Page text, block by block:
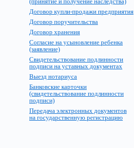
Договор купли-продажи предприятия
Договор поручительства
Договор хранения
Согласие на усыновление ребенка
(заявление)
Свидетельствование подлинности
подписи на уставных документах
Выезд нотариуса
Банковские карточки
(свидетельствование подлинности
подписи)
Передача электронных документов
на государственную регистрацию